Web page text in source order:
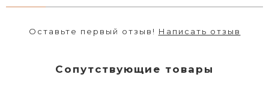
Оставьте первый отзыв! Написать отзыв
Сопутствующие товары